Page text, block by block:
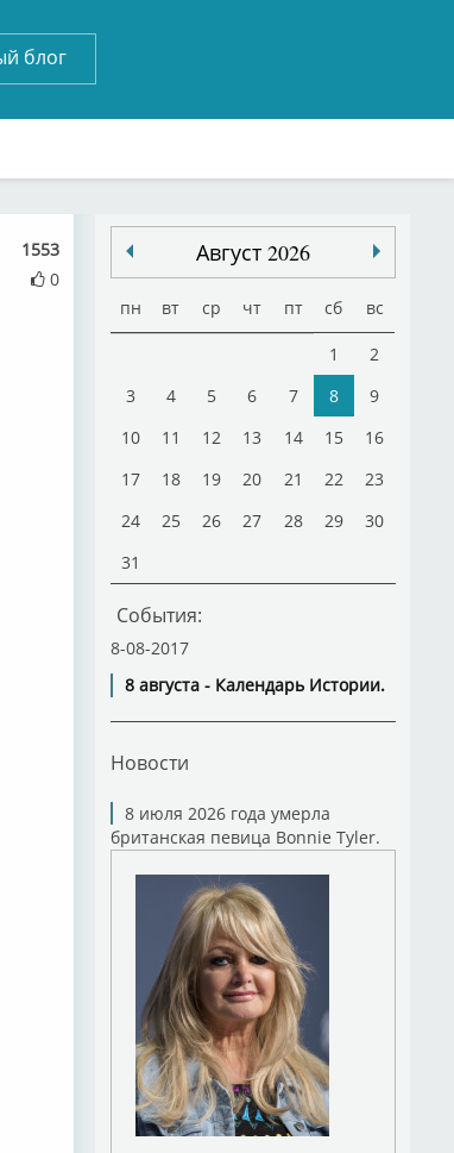
блог
1553
0
Август 2026
пн вт ср чт пт сб вс
1
2
3
4 5 6 7 8
9
10
11 12 13 14 15
16
17
18 19 20 21 22
23
24
25 26 27 28 29
30
31
События:
8-08-2017
8 августа - Календарь Истории.
Новости
8 июля 2026 года умерла
британская певица Bonnie Tyler.